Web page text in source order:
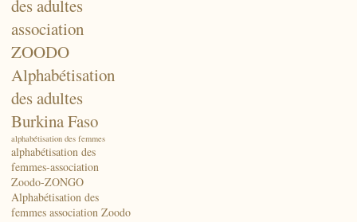
des adultes
association
ZOODO
Alphabétisation
des adultes
Burkina Faso
alphabétisation des femmes
alphabétisation des
femmes-association
Zoodo-ZONGO
Alphabétisation des
femmes association Zoodo